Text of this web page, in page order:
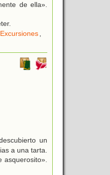
de ella».
Excursiones,
un
a una tarta.
asquerosito».